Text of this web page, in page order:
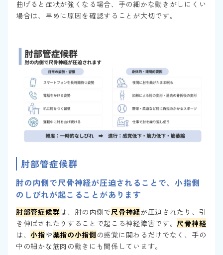
曲げると症状が強くなる場合、手の細かな動きがしにくい
場合は、早めに原因を確認することが大切です。
肘部管症候群
肘の内側で尺骨神経が圧迫されることで、小指側
のしびれが起こることがあります
肘部管症候群は、肘の内側で尺骨神経が圧迫されたり、引
き伸ばされたりすることで起こる神経障害です。尺骨神経
は、小指や薬指の小指側 の感覚に関わるだけでなく、手の
中の細かな筋肉の動きにも関係しています。